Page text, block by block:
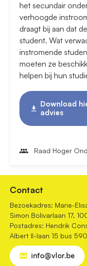
het secundair
verhoogde
draagt bij aan dat
student. Wat
instromende
moeten ze
helpen bij hun
Download
advies
Raad Hoger
Contact
Bezoekadres: Marie-
Simon Bolivarlaan 17,
Postadres: Hendrik
Albert II-laan 15 bus
info@vlor.be